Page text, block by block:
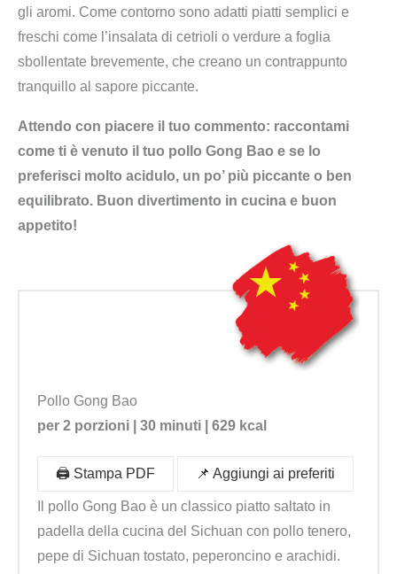
gli aromi. Come contorno sono adatti piatti semplici e
freschi come l’insalata di cetrioli o verdure a foglia
sbollentate brevemente, che creano un contrappunto
tranquillo al sapore piccante.
Attendo con piacere il tuo commento: raccontami
come ti è venuto il tuo pollo Gong Bao e se lo
preferisci molto acidulo, un po’ più piccante o ben
equilibrato. Buon divertimento in cucina e buon
appetito!
Pollo Gong Bao
per 2 porzioni | 30 minuti | 629 kcal
🖨️ Stampa PDF 📌 Aggiungi ai preferiti
Il pollo Gong Bao è un classico piatto saltato in
padella della cucina del Sichuan con pollo tenero,
pepe di Sichuan tostato, peperoncino e arachidi.